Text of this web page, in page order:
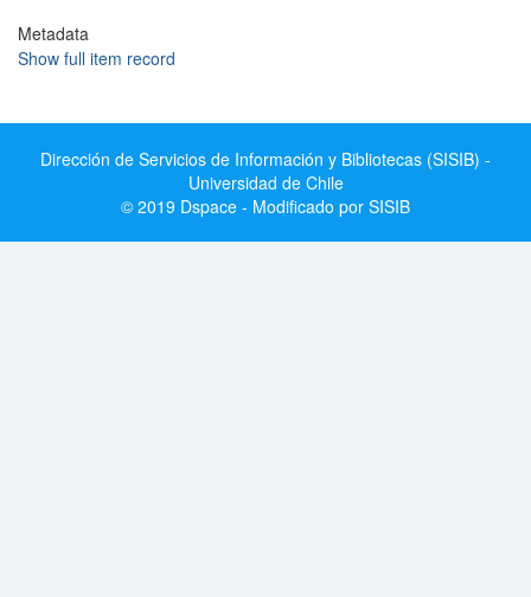
Metadata
Show full item record
Dirección de Servicios de Información y Bibliotecas (SISIB) -
Universidad de Chile
© 2019 Dspace - Modificado por SISIB